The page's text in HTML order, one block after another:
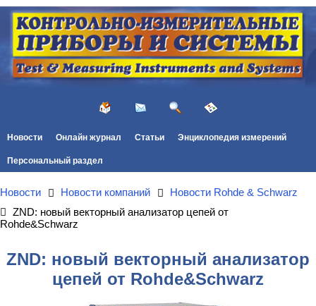
Новости Онлайн журнал Статьи Энциклопедия измерений
Персональный раздел
Новости Новости компаний
Новости Rohde & Schwarz
ZND: новый векторный анализатор цепей от
Rohde&Schwarz
ZND: новый векторный анализатор
цепей от Rohde&Schwarz